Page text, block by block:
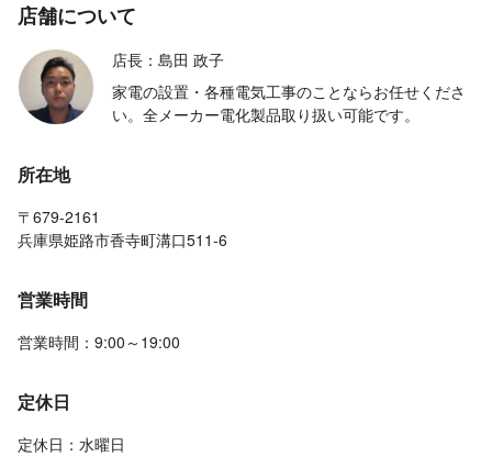
店舗について
店長：島田 政子
家電の設置・各種電気工事のことならお任せくださ
い。全メーカー電化製品取り扱い可能です。
所在地
〒679-2161
兵庫県姫路市香寺町溝口511-6
営業時間
営業時間：9:00～19:00
定休日
定休日：水曜日